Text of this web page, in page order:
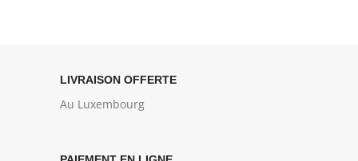
LIVRAISON OFFERTE
Au Luxembourg